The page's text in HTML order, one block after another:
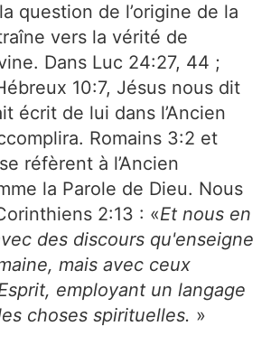
question de l’origine de la
vers la vérité de
Dans Luc 24:27, 44 ;
10:7, Jésus nous dit
écrit de lui dans l’Ancien
Romains 3:2 et
réfèrent à l’Ancien
la Parole de Dieu. Nous
2:13 : «Et nous en
des discours qu'enseigne
mais avec ceux
employant un langage
choses spirituelles. »